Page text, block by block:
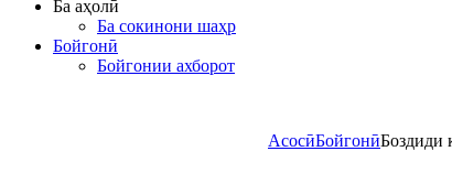
Ба аҳолӣ
Ба сокинони шаҳр
Бойгонӣ
Бойгонии ахборот
АсосӣБойгонӣБоздиди